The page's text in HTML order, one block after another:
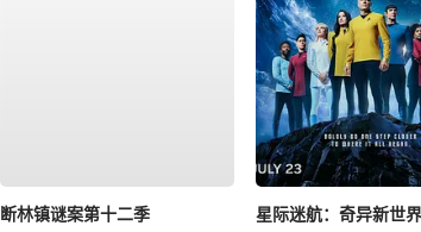
断林镇谜案第十二季
星际迷航：奇异新世